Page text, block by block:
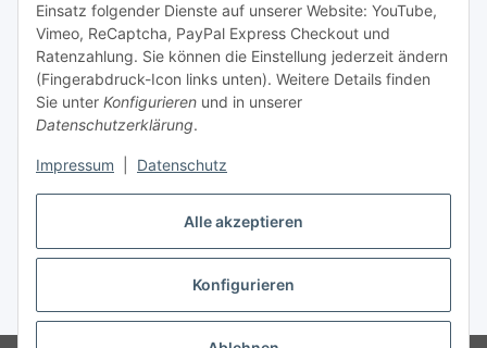
Alle akzeptieren
Konfigurieren
Einsatz folgender Dienste auf unserer Website: YouTube,
Vimeo, ReCaptcha, PayPal Express Checkout und
Ratenzahlung. Sie können die Einstellung jederzeit ändern
(Fingerabdruck-Icon links unten). Weitere Details finden
Sie unter Konfigurieren und in unserer
Datenschutzerklärung.
Impressum Datenschutz
Unsere Seiten
Social Media
Vertrag widerrufen
* Alle Preise inkl. gesetzlicher USt., ** siehe Lieferbedingungen, zzgl.
Versand